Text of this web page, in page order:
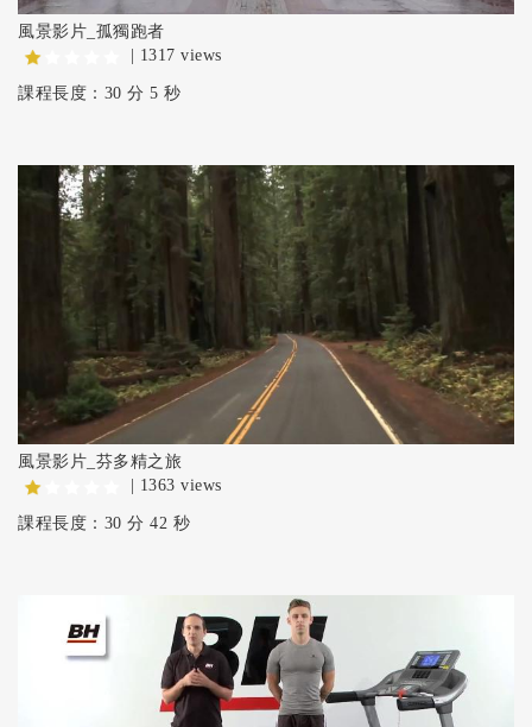
風景影片_孤獨跑者
| 1317 views
課程長度：30 分 5 秒
風景影片_芬多精之旅
| 1363 views
課程長度：30 分 42 秒